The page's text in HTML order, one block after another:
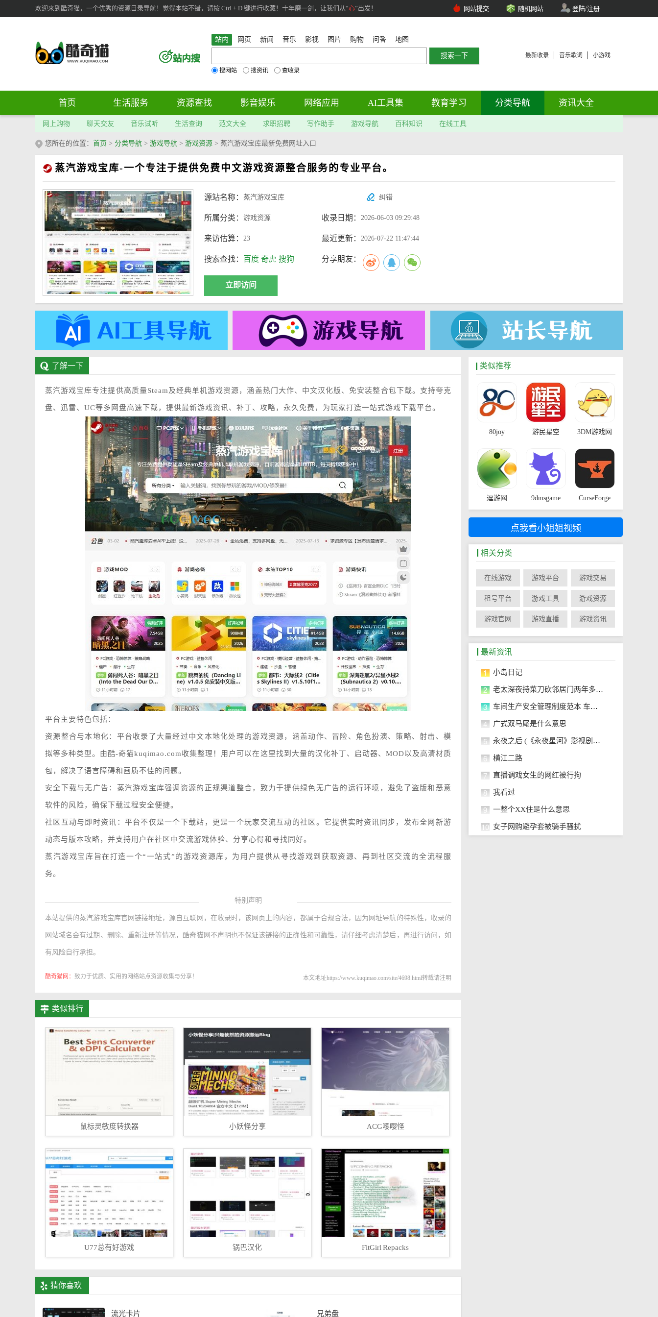
欢迎来到酷奇猫，一个优秀的资源目录导航！觉得本站不错，请按 Ctrl + D 键进行收藏！十年磨一剑，让我们从“心”出发！ 网站提交 随机网站 登陆/注册
站内 网页 新闻 音乐 影视 图片 购物 问答 地图
搜网站 搜资讯 查收录
最新收录 音乐歌词 小游戏
首页 生活服务 资源查找 影音娱乐 网络应用 AI工具集 教育学习 分类导航 资讯大全
网上购物 聊天交友 音乐试听 生活查询 范文大全 求职招聘 写作助手 游戏导航 百科知识 在线工具
您所在的位置： 首页 > 分类导航 > 游戏导航 > 游戏资源 > 蒸汽游戏宝库最新免费网址入口
蒸汽游戏宝库-一个专注于提供免费中文游戏资源整合服务的专业平台。
源站名称： 蒸汽游戏宝库 纠错
所属分类： 游戏资源 收录日期： 2026-06-03 09:29:48
来访估算： 23 最近更新： 2026-07-22 11:47:44
搜索查找： 百度 奇虎 搜狗 分享朋友：
立即访问
了解一下
蒸汽游戏宝库专注提供高质量Steam及经典单机游戏资源，涵盖热门大作、中文汉化版、免安装整合包下载。支持夸克
盘、迅雷、UC等多网盘高速下载，提供最新游戏资讯、补丁、攻略，永久免费，为玩家打造一站式游戏下载平台。
平台主要特色包括：
资源整合与本地化：平台收录了大量经过中文本地化处理的游戏资源，涵盖动作、冒险、角色扮演、策略、射击、模
拟等多种类型。由酷-奇猫kuqimao.com收集整理！用户可以在这里找到大量的汉化补丁、启动器、MOD以及高清材质
包，解决了语言障碍和画质不佳的问题。
安全下载与无广告：蒸汽游戏宝库强调资源的正规渠道整合，致力于提供绿色无广告的运行环境，避免了盗版和恶意
软件的风险，确保下载过程安全便捷。
社区互动与即时资讯：平台不仅是一个下载站，更是一个玩家交流互动的社区。它提供实时资讯同步，发布全网新游
动态与版本攻略，并支持用户在社区中交流游戏体验、分享心得和寻找同好。
蒸汽游戏宝库旨在打造一个“一站式”的游戏资源库，为用户提供从寻找游戏到获取资源、再到社区交流的全流程服
务。
特别声明
本站提供的蒸汽游戏宝库官网链接地址，源自互联网，在收录时，该网页上的内容，都属于合规合法，因为网址导航的特殊性，收录的
网站域名会有过期、删除、重新注册等情况，酷奇猫网不声明也不保证该链接的正确性和可靠性，请仔细考虑清楚后，再进行访问，如
有风险自行承担。
酷奇猫网： 致力于优质、实用的网络站点资源收集与分享！ 本文地址https://www.kuqimao.com/site/4698.html转载请注明
类似排行
鼠标灵敏度转换器 小妖怪分享 ACG嘤嘤怪
U77总有好游戏 锅巴汉化 FitGirl Repacks
猜你喜欢
流光卡片 兄弟盘
类似推荐
80joy 游民星空 3DM游戏网
逗游网 9dmsgame CurseForge
点我看小姐姐视频
相关分类
在线游戏 游戏平台 游戏交易
租号平台 游戏工具 游戏资源
游戏官网 游戏直播 游戏资讯
最新资讯
1 小岛日记
2 老太深夜持菜刀砍邻居门两年多 住
3 车间生产安全管理制度范本 车间生
4 广式双马尾是什么意思
5 永夜之后 (《永夜星河》影视剧系统
6 横江二路
7 直播调戏女生的网红被行拘
8 我看过
9 一整个XX住是什么意思
10 女子网购避孕套被骑手骚扰